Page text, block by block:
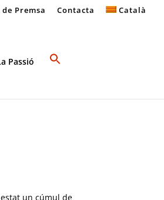
Premsa Contacta Català
Passió
un cúmul de